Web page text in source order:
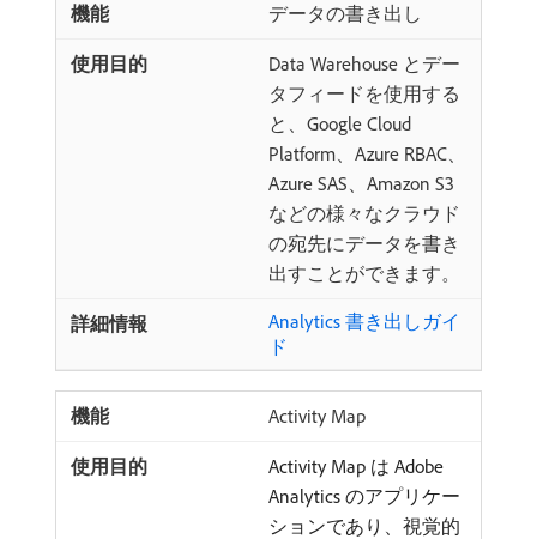
データの書き出し
Data Warehouse とデー
タフィードを使用する
と、Google Cloud
Platform、Azure RBAC、
Azure SAS、Amazon S3
などの様々なクラウド
の宛先にデータを書き
出すことができます。
Analytics 書き出しガイ
ド
Activity Map
Activity Map は Adobe
Analytics のアプリケー
ションであり、視覚的